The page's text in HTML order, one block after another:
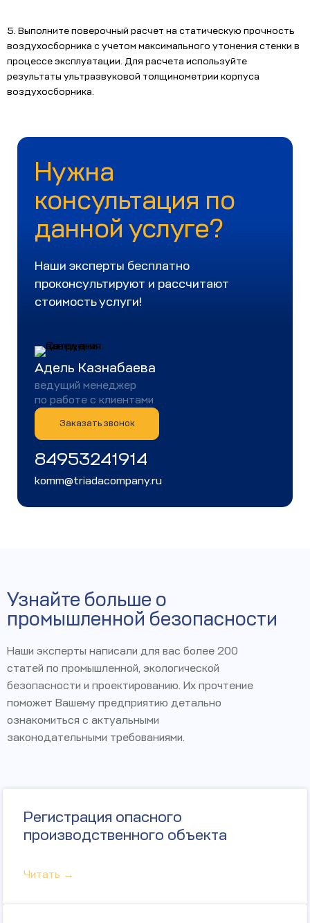
5. Выполните поверочный расчет на статическую прочность
воздухосборника с учетом максимального утонения стенки в
процессе эксплуатации. Для расчета используйте
результаты ультразвуковой толщинометрии корпуса
воздухосборника.
Нужна
консультация по
данной услуге?
Наши эксперты бесплатно
проконсультируют и рассчитают
стоимость услуги!
Адель Казнабаева
ведущий менеджер
по работе с клиентами
Заказать звонок
84953241914
komm@triadacompany.ru
Узнайте больше о
промышленной безопасности
Наши эксперты написали для вас более 200
статей по промышленной, экологической
безопасности и проектированию. Их прочтение
поможет Вашему предприятию детально
ознакомиться с актуальными
законодательными требованиями.
Регистрация опасного
производственного объекта
Читать →